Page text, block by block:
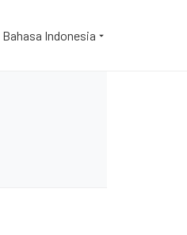
Bahasa Indonesia